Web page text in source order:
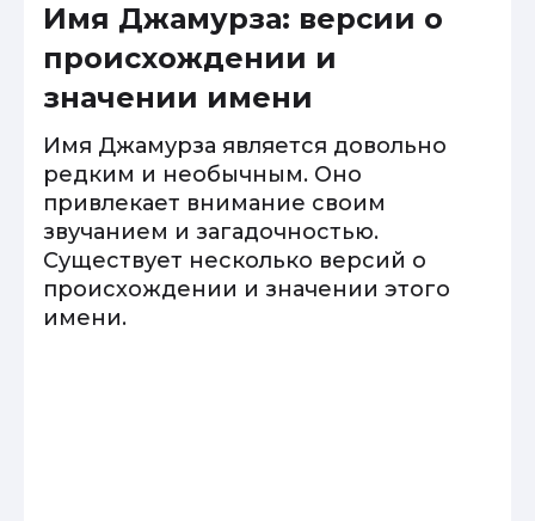
Имя Джамурза: версии о
происхождении и
значении имени
Имя Джамурза является довольно
редким и необычным. Оно
привлекает внимание своим
звучанием и загадочностью.
Существует несколько версий о
происхождении и значении этого
имени.